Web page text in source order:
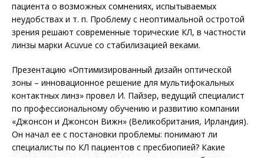
пациента о возможных сомнениях, испытываемых
неудобствах и т. п. Проблему с неоптимальной остротой
зрения решают современные торические КЛ, в частности
линзы марки Acuvue со стабилизацией веками.
Презентацию «Оптимизированный дизайн оптической
зоны – инновационное решение для мультифокальных
контактных линз» провел И. Пайзер, ведущий специа­лист
по профессиональному обучению и развитию компании
«Джонсон и Джонсон Вижн» (Великобритания, Ирландия).
Он начал ее с постановки проблемы: понимают ли
специалисты по КЛ пациентов с пресбиопией? Какие